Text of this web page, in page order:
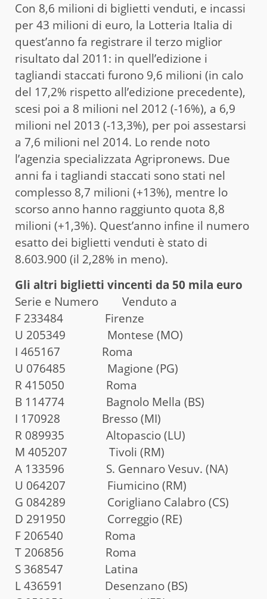
Con 8,6 milioni di biglietti venduti, e incassi
per 43 milioni di euro, la Lotteria Italia di
quest’anno fa registrare il terzo miglior
risultato dal 2011: in quell’edizione i
tagliandi staccati furono 9,6 milioni (in calo
del 17,2% rispetto all’edizione precedente),
scesi poi a 8 milioni nel 2012 (-16%), a 6,9
milioni nel 2013 (-13,3%), per poi assestarsi
a 7,6 milioni nel 2014. Lo rende noto
l’agenzia specializzata Agripronews. Due
anni fa i tagliandi staccati sono stati nel
complesso 8,7 milioni (+13%), mentre lo
scorso anno hanno raggiunto quota 8,8
milioni (+1,3%). Quest’anno infine il numero
esatto dei biglietti venduti è stato di
8.603.900 (il 2,28% in meno).
Gli altri biglietti vincenti da 50 mila euro
Serie e Numero Venduto a
F 233484 Firenze
U 205349 Montese (MO)
I 465167 Roma
U 076485 Magione (PG)
R 415050 Roma
B 114774 Bagnolo Mella (BS)
I 170928 Bresso (MI)
R 089935 Altopascio (LU)
M 405207 Tivoli (RM)
A 133596 S. Gennaro Vesuv. (NA)
U 064207 Fiumicino (RM)
G 084289 Corigliano Calabro (CS)
D 291950 Correggio (RE)
F 206540 Roma
T 206856 Roma
S 368547 Latina
L 436591 Desenzano (BS)